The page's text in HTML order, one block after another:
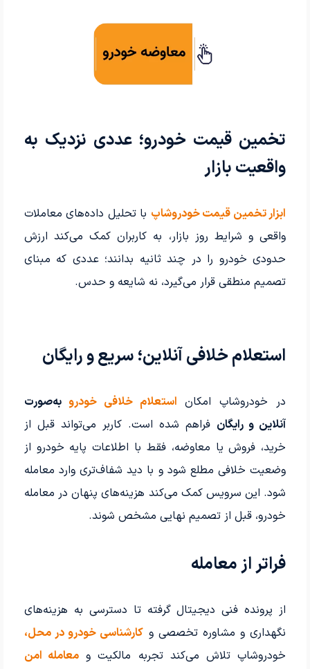
تخمین قیمت خودرو؛ عددی نزدیک به
واقعیت بازار
ابزار تخمین قیمت خودروشاپ با تحلیل داده‌های معاملات
واقعی و شرایط روز بازار، به کاربران کمک می‌کند ارزش
حدودی خودرو را در چند ثانیه بدانند؛ عددی که مبنای
تصمیم منطقی قرار می‌گیرد، نه شایعه و حدس.
استعلام خلافی آنلاین؛ سریع و رایگان
در خودروشاپ امکان استعلام خلافی خودروبه‌صورت
آنلاین و رایگان فراهم شده است. کاربر می‌تواند قبل از
خرید، فروش یا معاوضه، فقط با اطلاعات پایه خودرو از
وضعیت خلافی مطلع شود و با دید شفاف‌تری وارد معامله
شود. این سرویس کمک می‌کند هزینه‌های پنهان در معامله
خودرو، قبل از تصمیم نهایی مشخص شوند.
فراتر از معامله
از پرونده فنی دیجیتال گرفته تا دسترسی به هزینه‌های
نگهداری و مشاوره تخصصی و کارشناسی خودرو در محل،
خودروشاپ تلاش می‌کند تجربه مالکیت و معامله امن